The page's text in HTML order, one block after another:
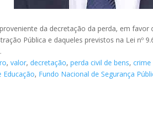
da decretação da perda, em
Pública e daqueles previstos na Lei nº
,valor,decretação,perda civil de bens,crime
Educação, Fundo Nacional de Segurança